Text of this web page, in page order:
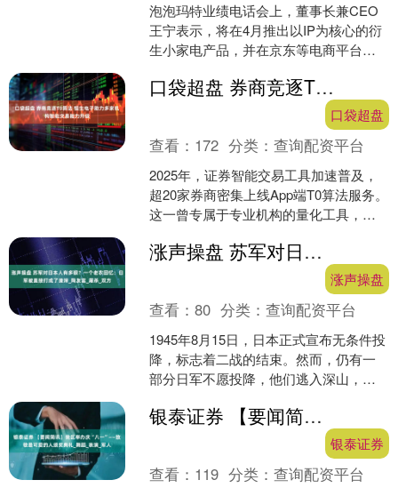
泡泡玛特业绩电话会上，董事长兼CEO
王宁表示，将在4月推出以IP为核心的衍
生小家电产品，并在京东等电商平台发
泡玛特小家电核心代....
口袋超盘 券商竞逐T0算法 恒生电子助力多家机构智能交易能力升级
口袋超盘
查看： 172 分类：查询配资平台
2025年，证券智能交易工具加速普及，
超20家券商密集上线App端T0算法服务。
这一曾专属于专业机构的量化工具，正
客群开放。 ....
涨声操盘 苏军对日本人有多狠？一个老农回忆：日军被直接打成了渣滓_陶友富_屠杀_双方
涨声操盘
查看：80 分类：查询配资平台
1945年8月15日，日本正式宣布无条件投
降，标志着二战的结束。然而，仍有一
部分日军不愿投降，他们逃入深山，继
姓带来了深重的灾....
银泰证券 【要闻简讯】我区举办庆“八一”——致敬最可爱的人颁奖典礼_舞蹈_表演_军人
银泰证券
查看： 119 分类：查询配资平台